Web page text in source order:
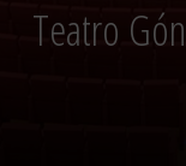
Teatro